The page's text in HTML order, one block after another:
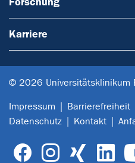
Karriere
© 2026 Universitätsklinikum
Impressum Barrierefreiheit
Datenschutz
Kontakt